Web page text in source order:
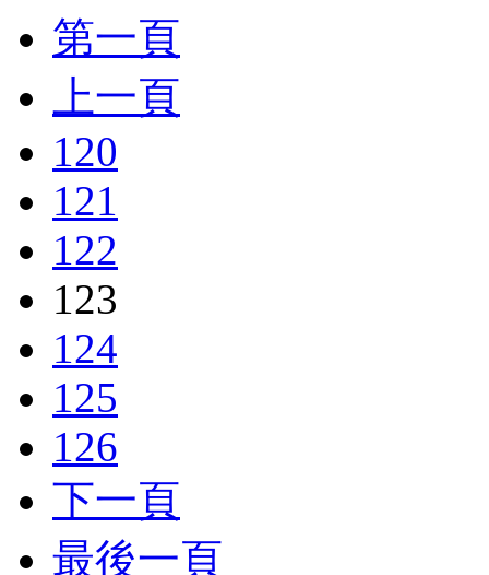
第一頁
上一頁
120
121
122
123
124
125
126
下一頁
最後一頁